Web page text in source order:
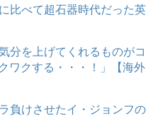
比べて超石器時代だった英
分を上げてくれるものがコ
ワクする・・・！」【海外
負けさせたイ・ジョンフの